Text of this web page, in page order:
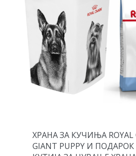
ХРАНА ЗА КУЧИЊА ROYAL
GIANT PUPPY И ПОДАРОК